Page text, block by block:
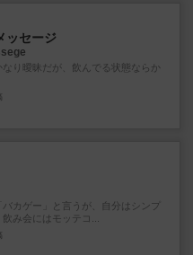
ッセージ
なり曖昧だが、飲んでる状態ならか
バカゲー」と言うが、自分はシンプ
み会にはモッテコ...